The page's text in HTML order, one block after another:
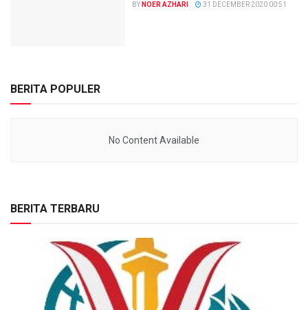
BY NOER AZHARI 31 DECEMBER 2020 00:51
BERITA POPULER
No Content Available
BERITA TERBARU